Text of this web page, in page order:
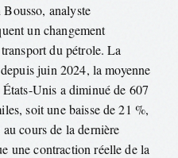
analyste
un changement
du pétrole. La
juin 2024, la moyenne
Unis a diminué de 607
soit une baisse de 21 %,
cours de la dernière
une contraction réelle de la